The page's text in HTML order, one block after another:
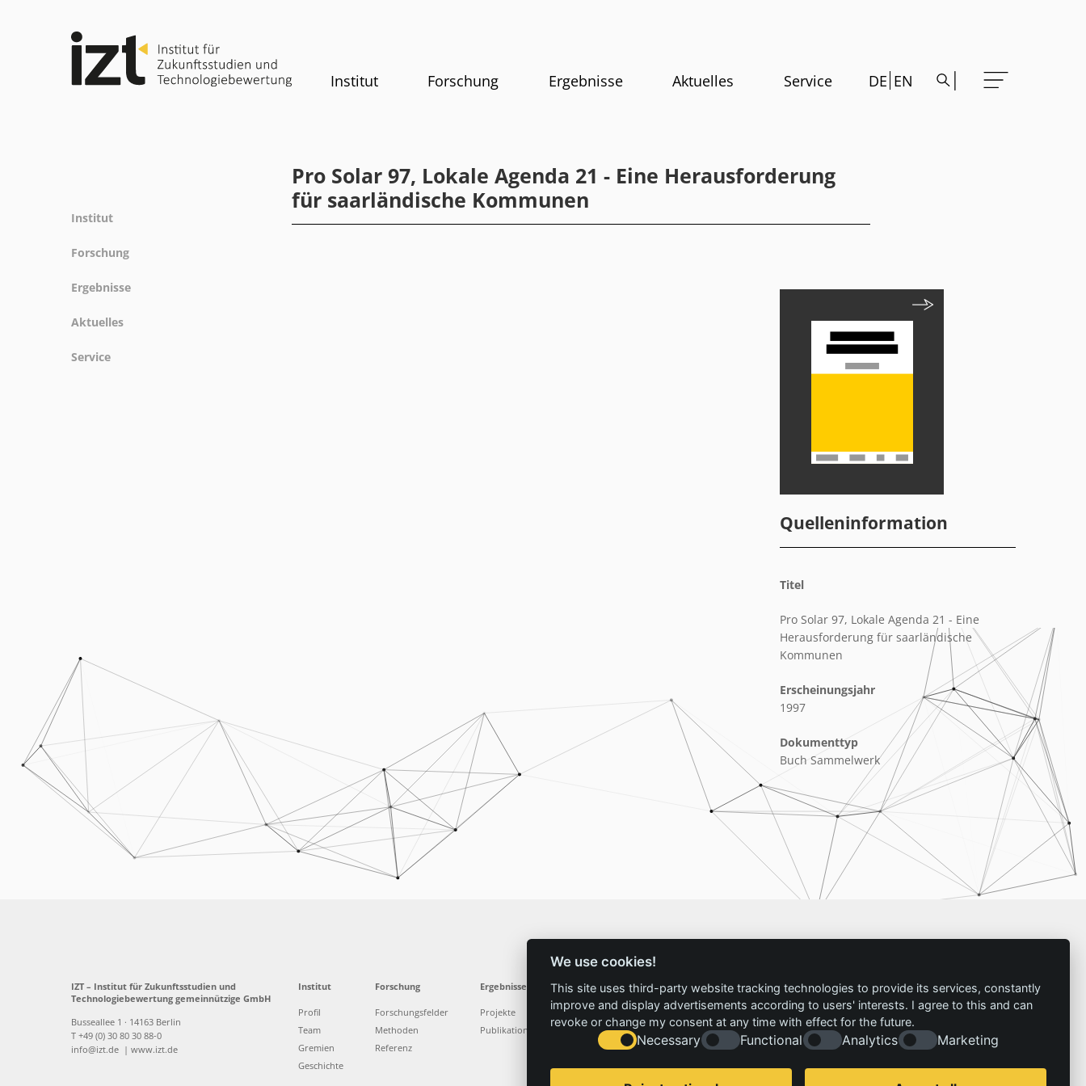
Institut Forschung Ergebnisse Aktuelles Service DE EN
Institut
Gremien
Geschichte
Forschung
Referenz
Ergebnisse
Aktuelles
Service
Pro Solar 97, Lokale Agenda 21 - Eine Herausforderung
für saarländische Kommunen
Quelleninformation
Titel
Pro Solar 97, Lokale Agenda 21 - Eine
Herausforderung für saarländische
Kommunen
Erscheinungsjahr
1997
Dokumenttyp
Buch Sammelwerk
We use cookies!
This site uses third-party website tracking technologies to provide its services, constantly
improve and display advertisements according to users' interests. I agree to this and can
revoke or change my consent at any time with effect for the future.
Necessary Functional Analytics Marketing
IZT – Institut für Zukunftsstudien und
Technologiebewertung gemeinnützige GmbH
Busseallee 1 · 14163 Berlin
T +49 (0) 30 80 30 88-0
info@izt.de | www.izt.de
Institut
Profil
Team
Gremien
Geschichte
Forschung
Forschungsfelder
Methoden
Referenz
Ergebnisse
Projekte
Publikationen
Aktuelles
News
Presse
Service
Standorte
Stellenangebote
Impressum
Kontakt
Impressum
Datenschutzerklärung
Folgen Sie uns:
Technologiebewertung gemeinnützige GmbH